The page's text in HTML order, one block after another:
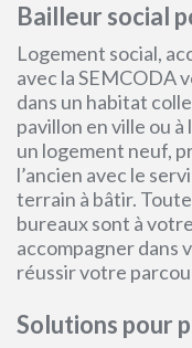
Bailleur social
Logement social,
avec la SEMCODA
dans un habitat
pavillon en ville ou à
un logement neuf,
l’ancien avec le
terrain à bâtir.
bureaux sont à
accompagner dans
réussir votre
Solutions pour